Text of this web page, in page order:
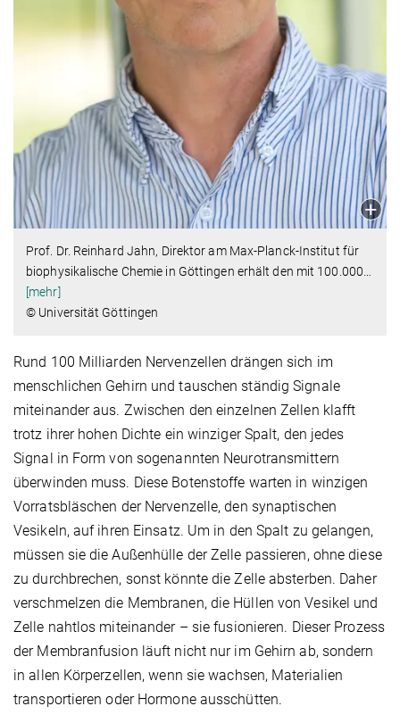
Prof. Dr. Reinhard Jahn, Direktor am Max-Planck-Institut für
biophysikalische Chemie in Göttingen erhält den mit 100.000…
[mehr]
© Universität Göttingen
Rund 100 Milliarden Nervenzellen drängen sich im
menschlichen Gehirn und tauschen ständig Signale
miteinander aus. Zwischen den einzelnen Zellen klafft
trotz ihrer hohen Dichte ein winziger Spalt, den jedes
Signal in Form von sogenannten Neurotransmittern
überwinden muss. Diese Botenstoffe warten in winzigen
Vorratsbläschen der Nervenzelle, den synaptischen
Vesikeln, auf ihren Einsatz. Um in den Spalt zu gelangen,
müssen sie die Außenhülle der Zelle passieren, ohne diese
zu durchbrechen, sonst könnte die Zelle absterben. Daher
verschmelzen die Membranen, die Hüllen von Vesikel und
Zelle nahtlos miteinander – sie fusionieren. Dieser Prozess
der Membranfusion läuft nicht nur im Gehirn ab, sondern
in allen Körperzellen, wenn sie wachsen, Materialien
transportieren oder Hormone ausschütten.